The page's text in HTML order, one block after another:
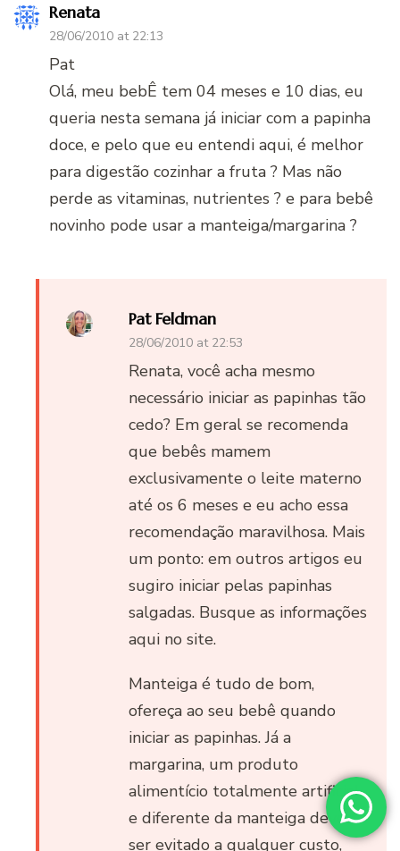
Renata
28/06/2010 at 22:13
Pat
Olá, meu bebÊ tem 04 meses e 10 dias, eu
queria nesta semana já iniciar com a papinha
doce, e pelo que eu entendi aqui, é melhor
para digestão cozinhar a fruta ? Mas não
perde as vitaminas, nutrientes ? e para bebê
novinho pode usar a manteiga/margarina ?
Pat Feldman
28/06/2010 at 22:53
Renata, você acha mesmo
necessário iniciar as papinhas tão
cedo? Em geral se recomenda
que bebês mamem
exclusivamente o leite materno
até os 6 meses e eu acho essa
recomendação maravilhosa. Mais
um ponto: em outros artigos eu
sugiro iniciar pelas papinhas
salgadas. Busque as informações
aqui no site.
Manteiga é tudo de bom,
ofereça ao seu bebê quando
iniciar as papinhas. Já a
margarina, um produto
alimentício totalmente artificial
e diferente da manteiga deve
ser evitado a qualquer custo,